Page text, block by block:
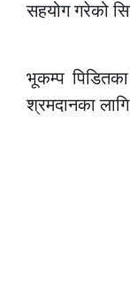
सहयोग गरेको
भूकम्प
श्रमदानका